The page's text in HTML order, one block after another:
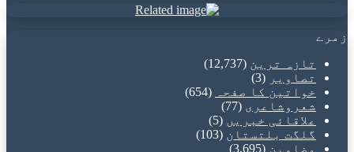
زمرے
تازہ ترین (12,737)
تصاویر (3)
خواتین کا صفحہ
(654)
شعروشاعری (77)
علاقائی خبریں (5)
گلگت بلتستان (103)
مضامین (3,695)